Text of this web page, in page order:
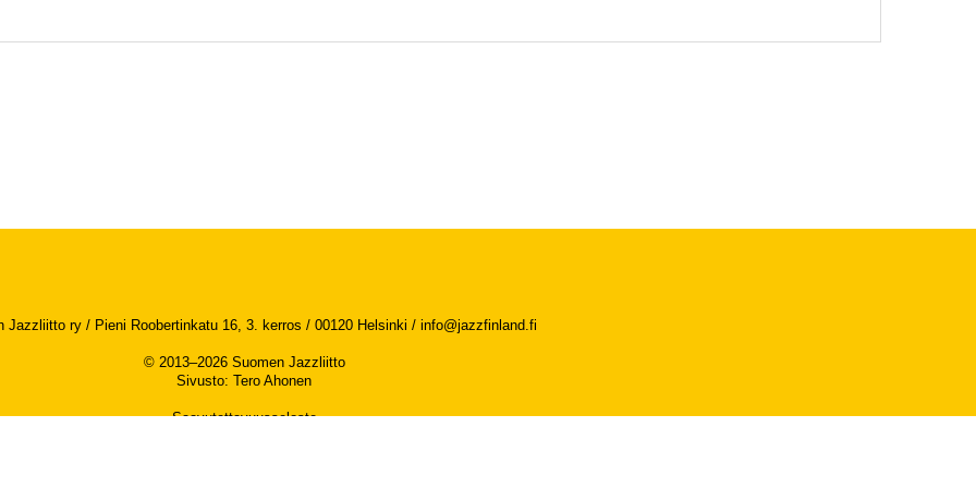
Jazzliitto ry / Pieni Roobertinkatu 16, 3. kerros / 00120 Helsinki / info@jazzfinland.fi
© 2013–2026 Suomen Jazzliitto
Sivusto: Tero Ahonen
Saavutettavuusseloste